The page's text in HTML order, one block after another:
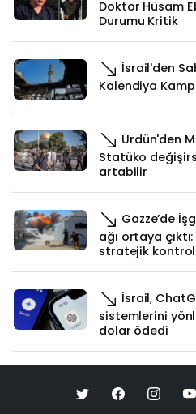
Doktor Hüsam
Durumu Kritik
İsrail'den
Kalendiya
Ürdün'den
Statüko
artabilir
Gazze’de
ağı ortaya
stratejik kontrol
İsrail,
sistemlerini
dolar ödedi